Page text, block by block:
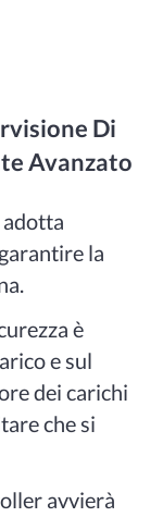
Di
Avanzato
la
è
e sul
dei carichi
che si
avvierà